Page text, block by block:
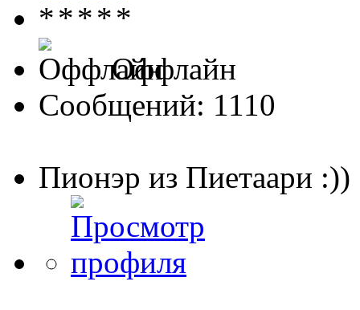
Оффлайн
Сообщений: 1110
Пионэр из Пиетаари :))